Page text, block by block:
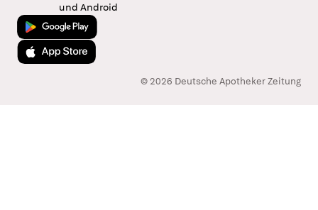
und Android
Jetzt bei Google Play
Laden im App Store
© 2026 Deutsche Apotheker Zeitung